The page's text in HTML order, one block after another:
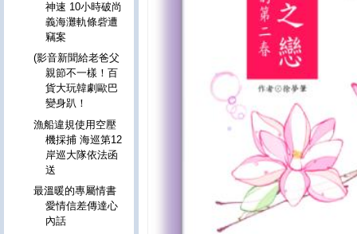
神速 10小時破尚
義海灘軌條砦遭
竊案
(影音新聞給老爸父
親節不一樣！百
貨大玩韓劇歐巴
變身趴！
漁船違規使用空壓
機採捕 海巡第12
岸巡大隊依法函
送
最溫暖的專屬情書
愛情信差傳達心
內話